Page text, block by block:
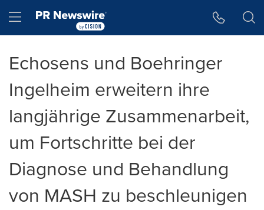
Hamburger menu
Echosens und Boehringer
Ingelheim erweitern ihre
langjährige Zusammenarbeit,
um Fortschritte bei der
Diagnose und Behandlung
von MASH zu beschleunigen